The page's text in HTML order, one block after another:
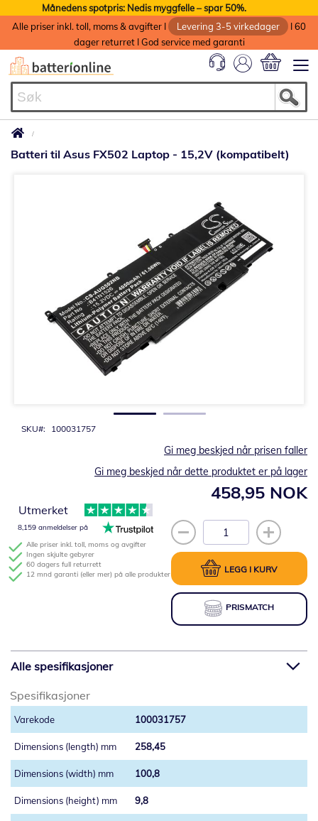
Månedens spotpris: Nedis myggfelle – spar 50%.
Alle priser inkl. toll, moms & avgifter I
Levering 3-5 virkedager
I 60
dager returret I God service med garanti
Batteri til Asus FX502 Laptop - 15,2V (kompatibelt)
SKU 100031757
458,95 NOK
Gi meg beskjed når prisen faller
Gi meg beskjed når dette produktet er på lager
LEGG I KURV
PRISMATCH
Alle priser inkl. toll, moms og avgifter
Ingen skjulte gebyrer
60 dagers full returrett
12 mnd garanti (eller mer) på alle produkter
Utmerket
8,159 anmeldelser på
Alle spesifikasjoner
Spesifikasjoner
100031757
258,45
100,8
9,8